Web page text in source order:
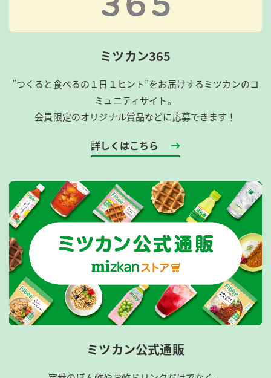
ミツカン365
”つくると食べるの１日１ヒント”をお届けするミツカンのコ
ミュニティサイト。
会員限定のオリジナル賞品などに応募できます！
詳しくはこちら
ミツカン公式通販